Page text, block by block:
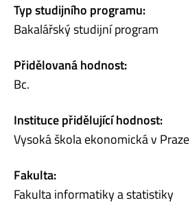
Typ studijního programu:
Bakalářský studijní program
Přidělovaná hodnost:
Bc.
Instituce přidělující hodnost:
Vysoká škola ekonomická v Praze
Fakulta:
Fakulta informatiky a statistiky